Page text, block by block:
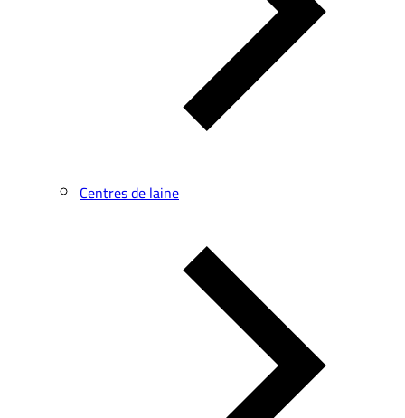
Centres de laine